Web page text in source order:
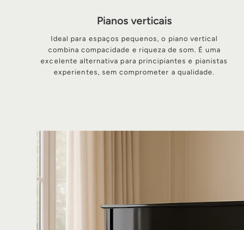
Pianos verticais
Ideal para espaços pequenos, o piano vertical
combina compacidade e riqueza de som. É uma
excelente alternativa para principiantes e pianistas
experientes, sem comprometer a qualidade.